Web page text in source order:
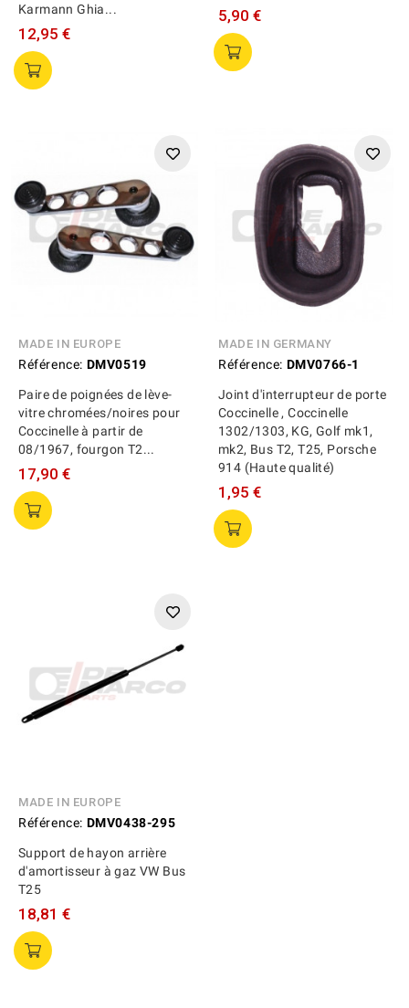
Karmann Ghia...
12,95 €
5,90 €
MADE IN EUROPE
Référence: DMV0519
Paire de poignées de lève-
vitre chromées/noires pour
Coccinelle à partir de
08/1967, fourgon T2...
17,90 €
MADE IN GERMANY
Référence: DMV0766-1
Joint d'interrupteur de porte
Coccinelle , Coccinelle
1302/1303, KG, Golf mk1,
mk2, Bus T2, T25, Porsche
914 (Haute qualité)
1,95 €
MADE IN EUROPE
Référence: DMV0438-295
Support de hayon arrière
d'amortisseur à gaz VW Bus
T25
18,81 €